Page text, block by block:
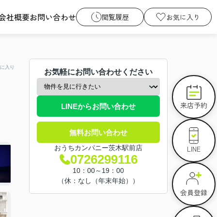
社概要お問い合わせ 閲覧履歴 お気に入り
入り
お気軽にお問い合わせください
LINEからお問い合わせ
無料お問い合わせ
おうちカンパニー茨木駅前店
0726299116
10：00～19：00
（休：なし（年末年始））
来店予約
LINE
会員登録